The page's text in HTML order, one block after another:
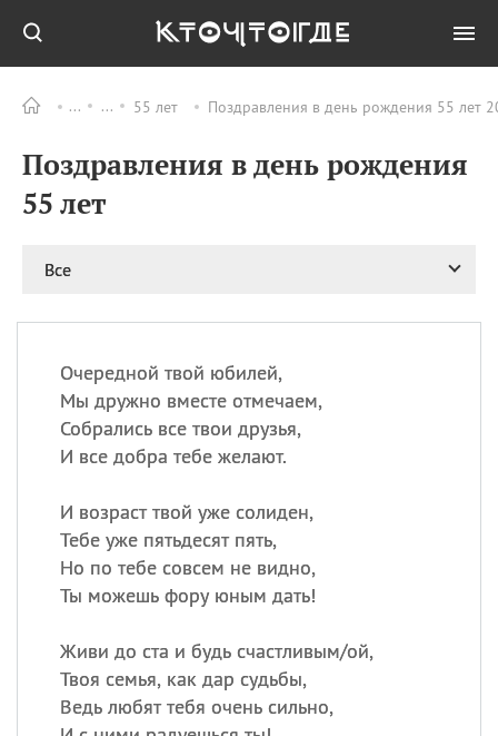
55 лет Поздравления в день рождения 55 лет
Поздравления в день рождения
55 лет
Все
Очередной твой юбилей,
Мы дружно вместе отмечаем,
Собрались все твои друзья,
И все добра тебе желают.
И возраст твой уже солиден,
Тебе уже пятьдесят пять,
Но по тебе совсем не видно,
Ты можешь фору юным дать!
Живи до ста и будь счастливым/ой,
Твоя семья, как дар судьбы,
Ведь любят тебя очень сильно,
ПРАЗДНИКИ Все
06.08 Преображение
Господне у западных
Романа и Давида
07.08
Национальный день
маяка
ИМЕНА
Сегодня празднуют именины
Анатолий
,Еще